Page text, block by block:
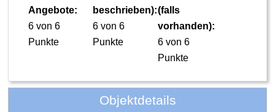
Angebote:
6 von 6
Punkte
beschrieben):
6 von 6
Punkte
(falls
vorhanden):
6 von 6
Punkte
Objektdetails